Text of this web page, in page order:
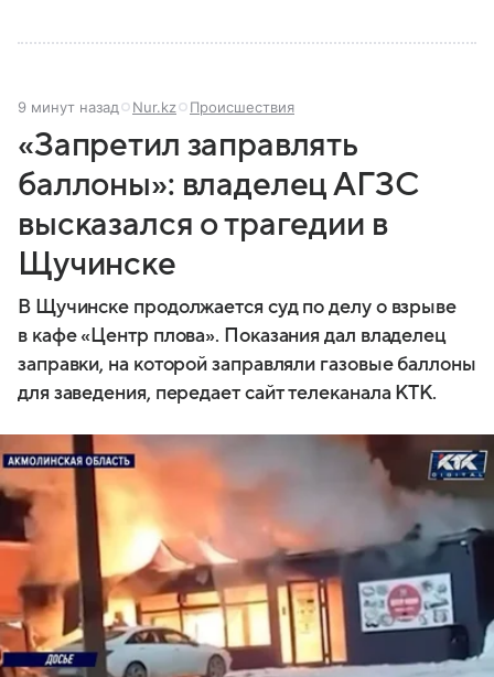
9 минут назад Nur.kz Происшествия
«Запретил заправлять
баллоны»: владелец АГЗС
высказался о трагедии в
Щучинске
В Щучинске продолжается суд по делу о взрыве
в кафе «Центр плова». Показания дал владелец
заправки, на которой заправляли газовые баллоны
для заведения, передает сайт телеканала КТК.